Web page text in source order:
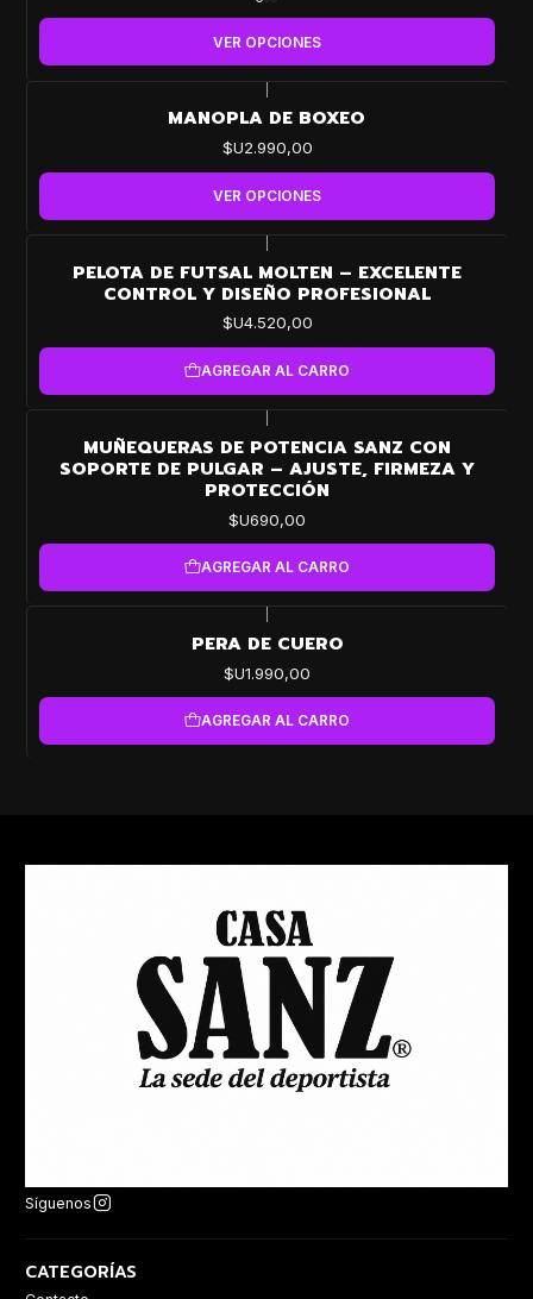
VER OPCIONES
MANOPLA DE BOXEO
$U2.990,00
VER OPCIONES
PELOTA DE FUTSAL MOLTEN – EXCELENTE
CONTROL Y DISEÑO PROFESIONAL
$U4.520,00
AGREGAR AL CARRO
MUÑEQUERAS DE POTENCIA SANZ CON
SOPORTE DE PULGAR – AJUSTE, FIRMEZA Y
PROTECCIÓN
$U690,00
AGREGAR AL CARRO
PERA DE CUERO
$U1.990,00
AGREGAR AL CARRO
Síguenos
CATEGORÍAS